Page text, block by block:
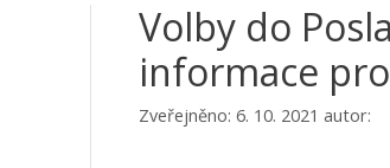
Volby do
informace
Zveřejněno: 6. 10. 2021 autor: